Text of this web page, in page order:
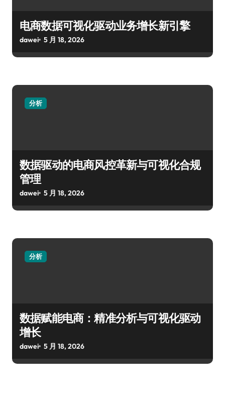
电商数据可视化驱动业务增长新引擎
dawei 5 月 18, 2026
分析
数据驱动的电商风控革新与可视化合规
管理
dawei 5 月 18, 2026
分析
数据赋能电商：精准分析与可视化驱动
增长
dawei 5 月 18, 2026